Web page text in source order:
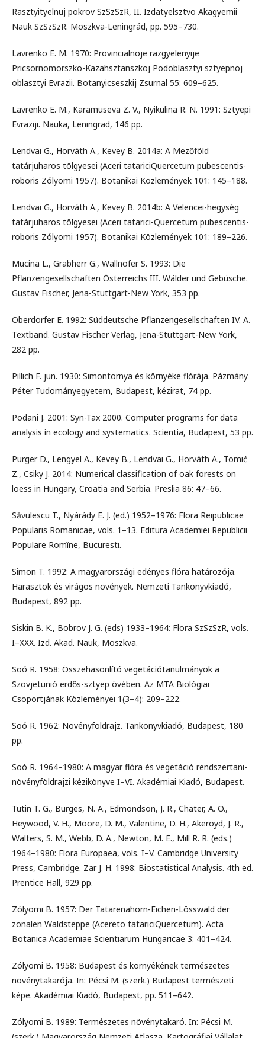
Rasztyityelnüj pokrov SzSzSzR, II. Izdatyelsztvo Akagyemii
Nauk SzSzSzR. Moszkva-Leningrád, pp. 595–730.
Lavrenko E. M. 1970: Provincialnoje razgyelenyije
Pricsornomorszko-Kazahsztanszkoj Podoblasztyi sztyepnoj
oblasztyi Evrazii. Botanyicseszkij Zsurnal 55: 609–625.
Lavrenko E. M., Karamüseva Z. V., Nyikulina R. N. 1991: Sztyepi
Evraziji. Nauka, Leningrad, 146 pp.
Lendvai G., Horváth A., Kevey B. 2014a: A Mezőföld
tatárjuharos tölgyesei (Aceri tatariciQuercetum pubescentis-
roboris Zólyomi 1957). Botanikai Közlemények 101: 145–188.
Lendvai G., Horváth A., Kevey B. 2014b: A Velencei-hegység
tatárjuharos tölgyesei (Aceri tatarici-Quercetum pubescentis-
roboris Zólyomi 1957). Botanikai Közlemények 101: 189–226.
Mucina L., Grabherr G., Wallnöfer S. 1993: Die
Pflanzengesellschaften Österreichs III. Wälder und Gebüsche.
Gustav Fischer, Jena-Stuttgart-New York, 353 pp.
Oberdorfer E. 1992: Süddeutsche Pflanzengesellschaften IV. A.
Textband. Gustav Fischer Verlag, Jena-Stuttgart-New York,
282 pp.
Pillich F. jun. 1930: Simontornya és környéke flórája. Pázmány
Péter Tudományegyetem, Budapest, kézirat, 74 pp.
Podani J. 2001: Syn-Tax 2000. Computer programs for data
analysis in ecology and systematics. Scientia, Budapest, 53 pp.
Purger D., Lengyel A., Kevey B., Lendvai G., Horváth A., Tomić
Z., Csiky J. 2014: Numerical classification of oak forests on
loess in Hungary, Croatia and Serbia. Preslia 86: 47–66.
Săvulescu T., Nyárády E. J. (ed.) 1952–1976: Flora Reipublicae
Popularis Romanicae, vols. 1–13. Editura Academiei Republicii
Populare Romîne, Bucuresti.
Simon T. 1992: A magyarországi edényes flóra határozója.
Harasztok és virágos növények. Nemzeti Tankönyvkiadó,
Budapest, 892 pp.
Siskin B. K., Bobrov J. G. (eds) 1933–1964: Flora SzSzSzR, vols.
I–XXX. Izd. Akad. Nauk, Moszkva.
Soó R. 1958: Összehasonlító vegetációtanulmányok a
Szovjetunió erdős-sztyep övében. Az MTA Biológiai
Csoportjának Közleményei 1(3–4): 209–222.
Soó R. 1962: Növényföldrajz. Tankönyvkiadó, Budapest, 180
pp.
Soó R. 1964–1980: A magyar flóra és vegetáció rendszertani-
növényföldrajzi kézikönyve I–VI. Akadémiai Kiadó, Budapest.
Tutin T. G., Burges, N. A., Edmondson, J. R., Chater, A. O.,
Heywood, V. H., Moore, D. M., Valentine, D. H., Akeroyd, J. R.,
Walters, S. M., Webb, D. A., Newton, M. E., Mill R. R. (eds.)
1964–1980: Flora Europaea, vols. I–V. Cambridge University
Press, Cambridge. Zar J. H. 1998: Biostatistical Analysis. 4th ed.
Prentice Hall, 929 pp.
Zólyomi B. 1957: Der Tatarenahorn-Eichen-Lösswald der
zonalen Waldsteppe (Acereto tatariciQuercetum). Acta
Botanica Academiae Scientiarum Hungaricae 3: 401–424.
Zólyomi B. 1958: Budapest és környékének természetes
növénytakarója. In: Pécsi M. (szerk.) Budapest természeti
képe. Akadémiai Kiadó, Budapest, pp. 511–642.
Zólyomi B. 1989: Természetes növénytakaró. In: Pécsi M.